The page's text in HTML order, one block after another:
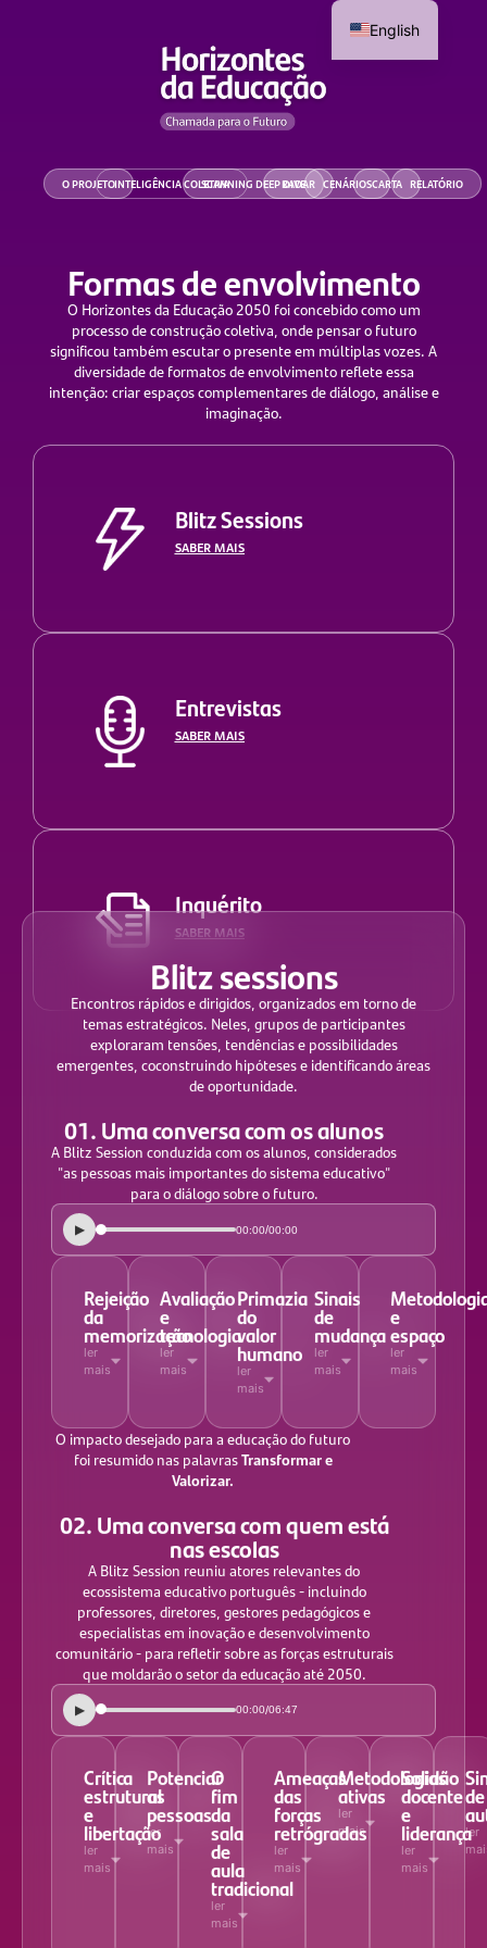
O PROJETOINTELIGÊNCIA COLETIVASCANNING DEEP DIVE
RADAR CENÁRIOSCARTA RELATÓRIO
Formas de envolvimento
O Horizontes da Educação 2050 foi concebido como um
processo de construção coletiva, onde pensar o futuro
significou também escutar o presente em múltiplas vozes. A
diversidade de formatos de envolvimento reflete essa
intenção: criar espaços complementares de diálogo, análise e
imaginação.
Blitz Sessions
SABER MAIS
Entrevistas
SABER MAIS
Inquérito
SABER MAIS
Blitz sessions
Encontros rápidos e dirigidos, organizados em torno de
temas estratégicos. Neles, grupos de participantes
exploraram tensões, tendências e possibilidades
emergentes, coconstruindo hipóteses e identificando áreas
de oportunidade.
01. Uma conversa com os alunos
A Blitz Session conduzida com os alunos, considerados
"as pessoas mais importantes do sistema educativo"
para o diálogo sobre o futuro.
▶ 00:00/00:00
Rejeição
da
memorização
ler
mais
Avaliação
e
tecnologia
ler
mais
Primazia
do
valor
humano
ler
mais
Sinais
de
mudança
ler
mais
e
espaço
ler
mais
O impacto desejado para a educação do futuro
foi resumido nas palavrasTransformar e
Valorizar.
02. Uma conversa com quem está
nas escolas
A Blitz Session reuniu atores relevantes do
ecossistema educativo português - incluindo
professores, diretores, gestores pedagógicos e
especialistas em inovação e desenvolvimento
comunitário - para refletir sobre as forças estruturais
que moldarão o setor da educação até 2050.
▶ 00:00/06:47
Crítica
estrutural
e
libertação
ler
mais
Potenciar
as
pessoas
ler
mais
O
fim
da
sala
de
aula
tradicional
ler
mais
Ameaças
das
forças
retrógradas
ler
mais
Metodologias
ativas
ler
mais
Solidão
docente
e
liderança
ler
mais
de
ler
English